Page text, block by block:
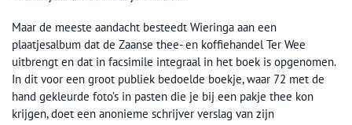
Maar de meeste aandacht besteedt Wieringa aan een
plaatjesalbum dat de Zaanse thee- en koffiehandel Ter Wee
uitbrengt en dat in facsimile integraal in het boek is opgenomen.
In dit voor een groot publiek bedoelde boekje, waar 72 met de
hand gekleurde foto’s in pasten die je bij een pakje thee kon
krijgen, doet een anonieme schrijver verslag van zijn